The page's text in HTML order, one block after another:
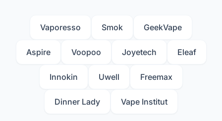
Vaporesso Smok GeekVape
Aspire Voopoo Joyetech Eleaf
Innokin Uwell Freemax
Dinner Lady Vape Institut